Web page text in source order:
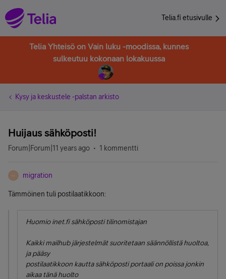
Telia.fi etusivulle
Telia Yhteisö on Vain luku -moodissa, kunnes
sulkeutuu kokonaan lokakuussa
Kysy ja keskustele -palstan arkisto
Huijaus sähköposti!
Forum|Forum|11 years ago 1 kommentti
M migration
Tämmöinen tuli postilaatikkoon:
Huomio inet.fi sähköposti tilinomistajan
Kaikki mailhub järjestelmät suoritetaan säännöllistä huoltoa,
ja pääsy
postilaatikkoon kautta sähköposti portaali on poissa jonkin
aikaa tänä huolto